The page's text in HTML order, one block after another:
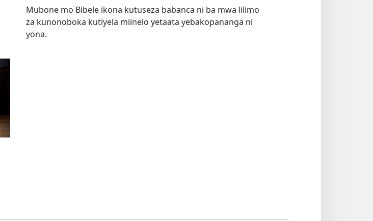
Mubone mo Bibele ikona kutuseza babanca ni ba mwa lilimo
za kunonoboka kutiyela miinelo yetaata yebakopananga ni
yona.